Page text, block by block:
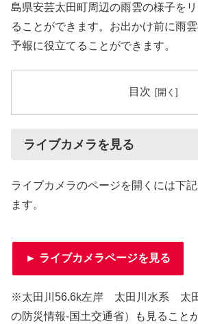
島県安芸太田町周辺の雨雲の様子を
ることができます。お出かけ前に雨
予報に役立てることができます。
目次
ライブカメラを見る
ライブカメラのページを開くには下
ます。
► ライブカメラページを見る
※太田川56.6k左岸 太田川水系 太田
の防災情報-国土交通省）も見ること